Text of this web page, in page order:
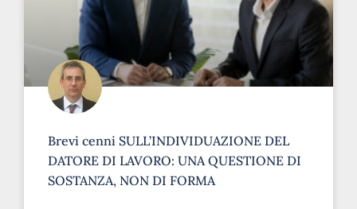
Brevi cenni SULL’INDIVIDUAZIONE DEL
DATORE DI LAVORO: UNA QUESTIONE DI
SOSTANZA, NON DI FORMA